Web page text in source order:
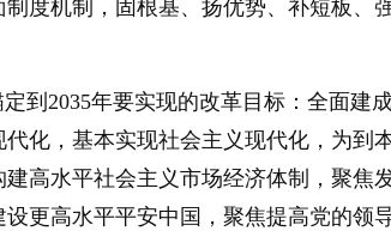
度机制，固根基、扬优势、补短板、
到2035年要实现的改革目标：全面建
化，基本实现社会主义现代化，为到
高水平社会主义市场经济体制，聚焦
更高水平平安中国，聚焦提高党的领